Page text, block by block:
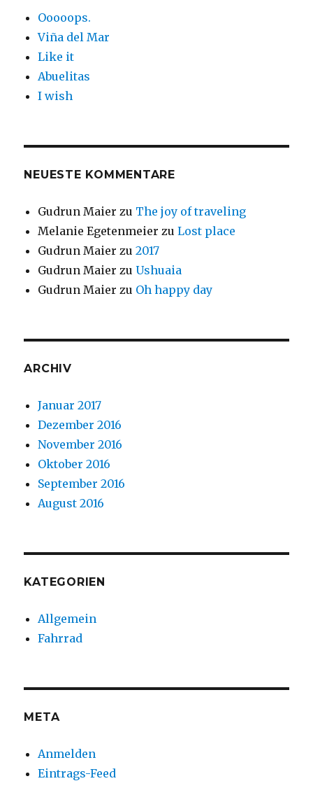
Ooooops.
Viña del Mar
Like it
Abuelitas
I wish
NEUESTE KOMMENTARE
Gudrun Maier zu The joy of traveling
Melanie Egetenmeier zuLost place
Gudrun Maier zu2017
Gudrun Maier zuUshuaia
Gudrun Maier zu Oh happy day
ARCHIV
Januar 2017
Dezember 2016
November 2016
Oktober 2016
September 2016
August 2016
KATEGORIEN
Allgemein
Fahrrad
META
Anmelden
Eintrags-Feed